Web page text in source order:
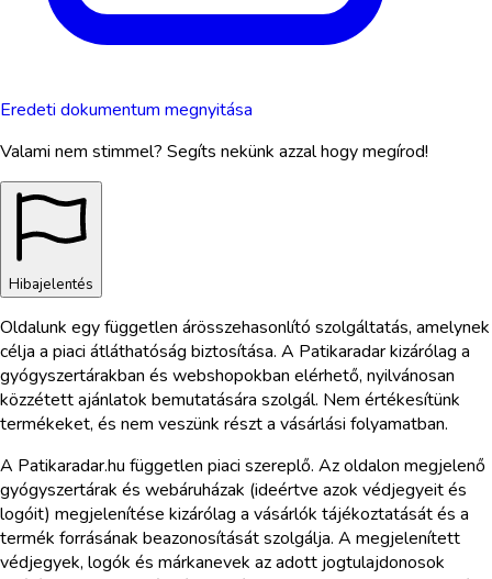
Eredeti dokumentum megnyitása
Valami nem stimmel? Segíts nekünk azzal hogy megírod!
Hibajelentés
Oldalunk egy független árösszehasonlító szolgáltatás, amelynek
célja a piaci átláthatóság biztosítása. A Patikaradar kizárólag a
gyógyszertárakban és webshopokban elérhető, nyilvánosan
közzétett ajánlatok bemutatására szolgál. Nem értékesítünk
termékeket, és nem veszünk részt a vásárlási folyamatban.
A Patikaradar.hu független piaci szereplő. Az oldalon megjelenő
gyógyszertárak és webáruházak (ideértve azok védjegyeit és
logóit) megjelenítése kizárólag a vásárlók tájékoztatását és a
termék forrásának beazonosítását szolgálja. A megjelenített
védjegyek, logók és márkanevek az adott jogtulajdonosok